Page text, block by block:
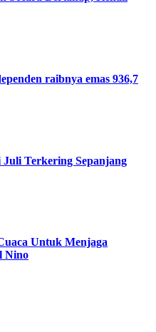
raibnya emas 936,7
Terkering Sepanjang
Untuk Menjaga
Nino